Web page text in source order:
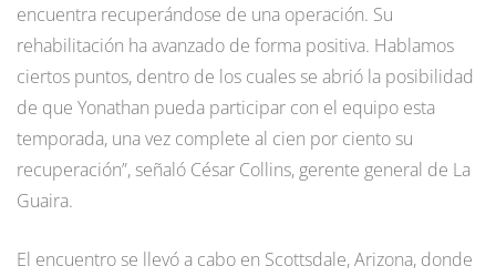
encuentra recuperándose de una operación. Su
rehabilitación ha avanzado de forma positiva. Hablamos
ciertos puntos, dentro de los cuales se abrió la posibilidad
de que Yonathan pueda participar con el equipo esta
temporada, una vez complete al cien por ciento su
recuperación”, señaló César Collins, gerente general de La
Guaira.
El encuentro se llevó a cabo en Scottsdale, Arizona, donde